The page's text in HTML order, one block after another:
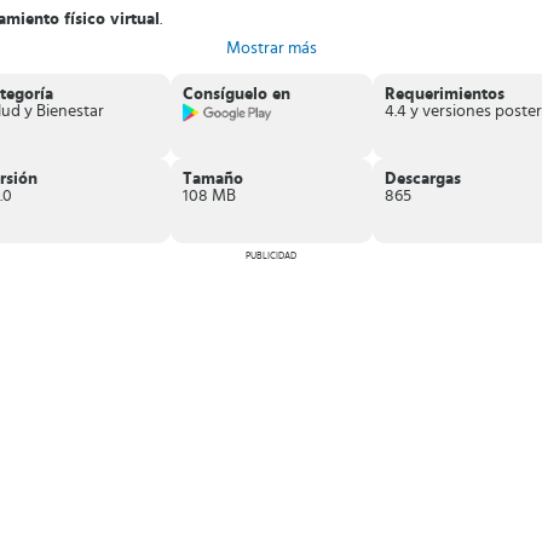
físico virtual .
física, tonificación y relajación mental.
Mostrar más
y Bienestar
Consíguelo en
Requerimientos
Tamaño
108 MB
Descargas
865
PUBLICIDAD